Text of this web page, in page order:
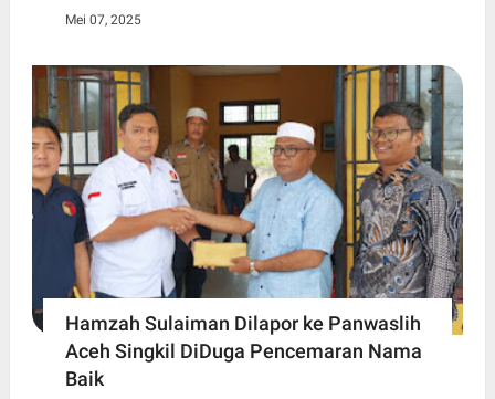
Mei 07, 2025
Hamzah Sulaiman Dilapor ke Panwaslih
Aceh Singkil DiDuga Pencemaran Nama
Baik